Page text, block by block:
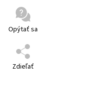
Opýtať sa
Zdieľať